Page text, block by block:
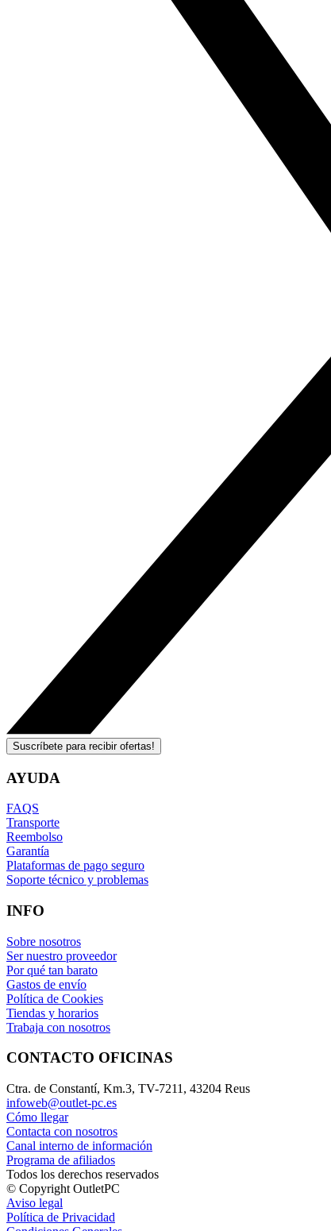
Suscríbete para recibir ofertas!
AYUDA
FAQS
Transporte
Reembolso
Garantía
Plataformas de pago seguro
Soporte técnico y problemas
INFO
Sobre nosotros
Ser nuestro proveedor
Por qué tan barato
Gastos de envío
Política de Cookies
Tiendas y horarios
Trabaja con nosotros
CONTACTO OFICINAS
Ctra. de Constantí, Km.3, TV-7211, 43204 Reus
infoweb@outlet-pc.es
Cómo llegar
Contacta con nosotros
Canal interno de información
Programa de afiliados
Todos los derechos reservados
© Copyright OutletPC
Aviso legal
Política de Privacidad